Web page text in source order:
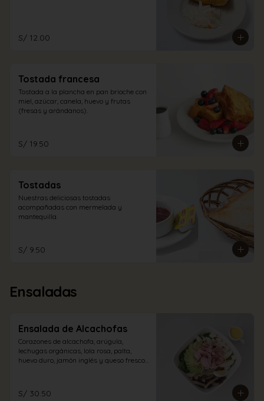
S/ 12.00
Tostada francesa
Tostada a la plancha en pan brioche con
miel, azúcar, canela, huevo y frutas
(fresas y arándanos).
S/ 19.50
Tostadas
Nuestras deliciosas tostadas
acompañadas con mermelada y
mantequilla.
S/ 9.50
Ensaladas
Ensalada de Alcachofas
Corazones de alcachofa, arúgula,
lechugas orgánicas, lola rosa, palta,
huevo duro, jamón inglés y queso fresco
S/ 30.50